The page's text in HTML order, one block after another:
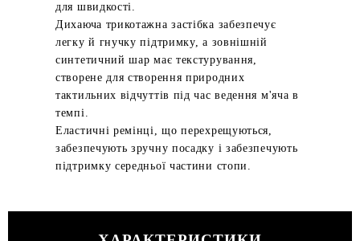
для швидкості.
Дихаюча трикотажна застібка забезпечує
легку й гнучку підтримку, а зовнішній
синтетичний шар має текстурування,
створене для створення природних
тактильних відчуттів під час ведення м'яча в
темпі.
Еластичні ремінці, що перехрещуються,
забезпечують зручну посадку і забезпечують
підтримку середньої частини стопи.